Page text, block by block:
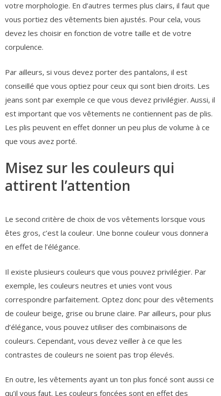
votre morphologie. En d’autres termes plus clairs, il faut que
vous portiez des vêtements bien ajustés. Pour cela, vous
devez les choisir en fonction de votre taille et de votre
corpulence.
Par ailleurs, si vous devez porter des pantalons, il est
conseillé que vous optiez pour ceux qui sont bien droits. Les
jeans sont par exemple ce que vous devez privilégier. Aussi, il
est important que vos vêtements ne contiennent pas de plis.
Les plis peuvent en effet donner un peu plus de volume à ce
que vous avez porté.
Misez sur les couleurs qui
attirent l’attention
Le second critère de choix de vos vêtements lorsque vous
êtes gros, c’est la couleur. Une bonne couleur vous donnera
en effet de l’élégance.
Il existe plusieurs couleurs que vous pouvez privilégier. Par
exemple, les couleurs neutres et unies vont vous
correspondre parfaitement. Optez donc pour des vêtements
de couleur beige, grise ou brune claire. Par ailleurs, pour plus
d’élégance, vous pouvez utiliser des combinaisons de
couleurs. Cependant, vous devez veiller à ce que les
contrastes de couleurs ne soient pas trop élevés.
En outre, les vêtements ayant un ton plus foncé sont aussi ce
qu’il vous faut. Les couleurs foncées sont en effet des